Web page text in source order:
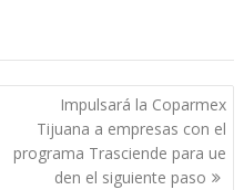
Impulsará la Coparmex
Tijuana a empresas con el
programa Trasciende para ue
den el siguiente paso